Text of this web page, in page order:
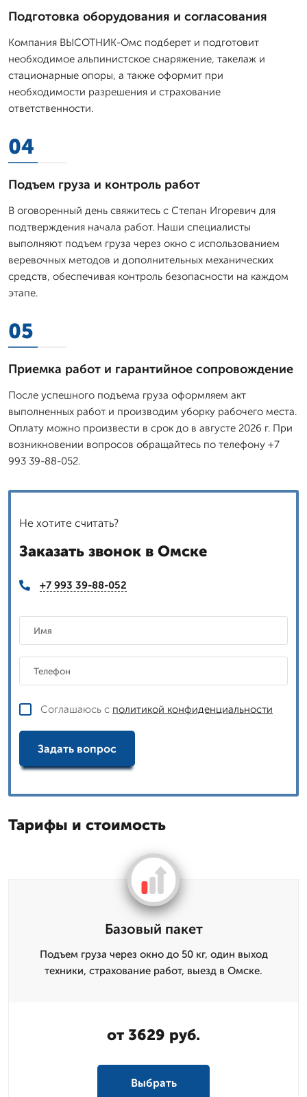
Подготовка оборудования и согласования
Компания ВЫСОТНИК-Омс подберет и подготовит
необходимое альпинистское снаряжение, такелаж и
стационарные опоры, а также оформит при
необходимости разрешения и страхование
ответственности.
04
Подъем груза и контроль работ
В оговоренный день свяжитесь с Степан Игоревич для
подтверждения начала работ. Наши специалисты
выполняют подъем груза через окно с использованием
веревочных методов и дополнительных механических
средств, обеспечивая контроль безопасности на каждом
этапе.
05
Приемка работ и гарантийное сопровождение
После успешного подъема груза оформляем акт
выполненных работ и производим уборку рабочего места.
Оплату можно произвести в срок до в августе 2026 г. При
возникновении вопросов обращайтесь по телефону +7
993 39-88-052.
Не хотите считать?
Заказать звонок в Омске
+7 993 39-88-052
Соглашаюсь с политикой конфиденциальности
Задать вопрос
Тарифы и стоимость
Базовый пакет
Подъем груза через окно до 50 кг, один выход
техники, страхование работ, выезд в Омске.
от 3629 руб.
Выбрать